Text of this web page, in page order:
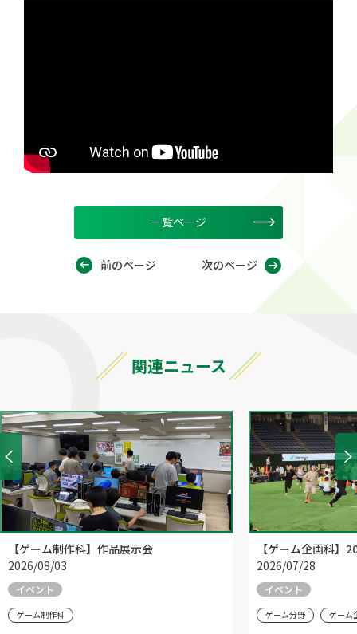
前のページ
一覧ページ
次のページ
関連ニュース
【ゲーム制作科】作品展示会
2026/08/03
イベント
ゲーム制作科
【ゲーム企画科】
2026/07/28
イベント
ゲーム分野 ゲーム